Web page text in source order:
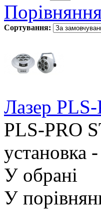
Сортування:
Лазер
PLS-PRO
установка
У обрані
У